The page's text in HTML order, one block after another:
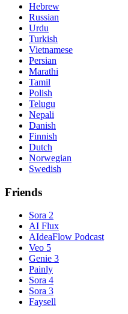
Hebrew
Russian
Urdu
Turkish
Vietnamese
Persian
Marathi
Tamil
Polish
Telugu
Nepali
Danish
Finnish
Dutch
Norwegian
Swedish
Friends
Sora 2
AI Flux
AIdeaFlow Podcast
Veo 5
Genie 3
Painly
Sora 4
Sora 3
Faysell